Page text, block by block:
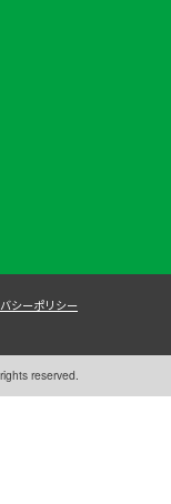
シーポリシー
reserved.